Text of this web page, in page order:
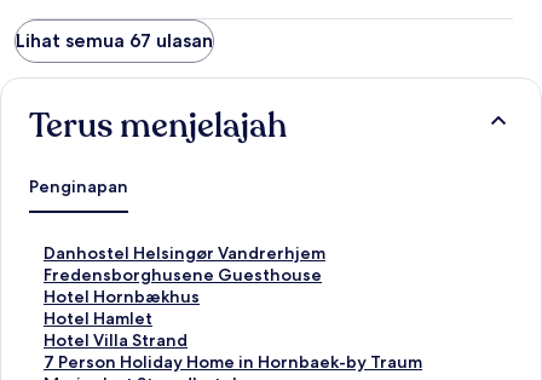
Lihat semua 67 ulasan
Terus menjelajah
Penginapan
Danhostel Helsingør Vandrerhjem
T
a
u
t
a
n
Fredensborghusene Guesthouse
T
a
u
t
a
Hotel Hornbækhus
T
a
u
t
Hotel Hamlet
T
a
u
Hotel Villa Strand
T
a
7 Person Holiday Home in Hornbaek-by Traum
T